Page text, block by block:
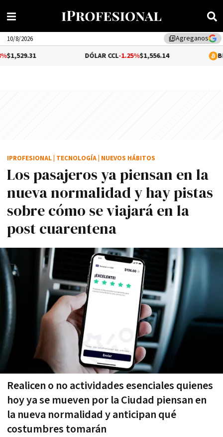
library_addAgreganos
10/8/2026
-1.25%$1,556.14 BITCOIN
Los pasajeros ya piensan en la
nueva normalidad y hay pistas
sobre cómo se viajará en la
post cuarentena
Realicen o no actividades esenciales quienes
hoy ya se mueven por la Ciudad piensan en
la nueva normalidad y anticipan qué
costumbres tomarán
IPROFESIONAL TECNOLOGÍA NUEVOS HÁBITOS